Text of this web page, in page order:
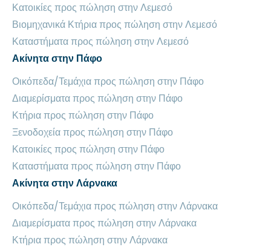
Κατοικίες προς πώληση στην Λεμεσό
Βιομηχανικά Κτήρια προς πώληση στην Λεμεσό
Καταστήματα προς πώληση στην Λεμεσό
Ακίνητα στην Πάφο
Οικόπεδα/Τεμάχια προς πώληση στην Πάφο
Διαμερίσματα προς πώληση στην Πάφο
Κτήρια προς πώληση στην Πάφο
Ξενοδοχεία προς πώληση στην Πάφο
Κατοικίες προς πώληση στην Πάφο
Καταστήματα προς πώληση στην Πάφο
Ακίνητα στην Λάρνακα
Οικόπεδα/Τεμάχια προς πώληση στην Λάρνακα
Διαμερίσματα προς πώληση στην Λάρνακα
Κτήρια προς πώληση στην Λάρνακα